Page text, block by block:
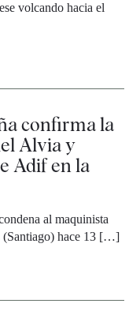
volcando hacia el
confirma la
Alvia y
Adif en la
al maquinista
(Santiago) hace 13 […]